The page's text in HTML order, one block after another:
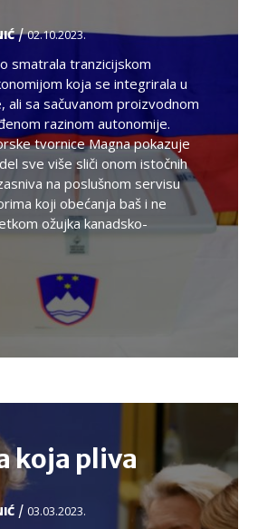
/02.10.2023.
smatrala tranzicijskom
koja se integrirala u
ali sa sačuvanom proizvodnom
razinom autonomije.
tvornice Magna pokazuje
sve više sliči onom istočnih
na poslušnom servisu
koji obećanja baš i ne
ožujka kanadsko-
koja pliva
/03.03.2023.